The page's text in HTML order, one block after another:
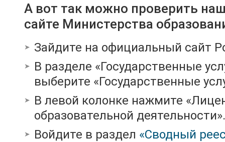
А вот так можно проверить
сайте Министерства
Зайдите на официальный сайт
В разделе «Государственные
выберите «Государственные
В левой колонке нажмите
образовательной деятельности».
Войдите в раздел «Сводный